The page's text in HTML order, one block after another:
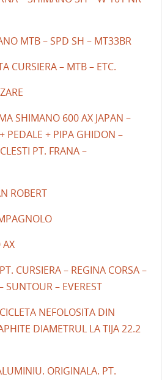
MTB – SPD SH – MT33BR
CURSIERA – MTB – ETC.
SHIMANO 600 AX JAPAN –
PEDALE + PIPA GHIDON –
PT. FRANA –
ROBERT
CURSIERA – REGINA CORSA –
– EVEREST
NEFOLOSITA DIN
DIAMETRUL LA TIJA 22.2
ORIGINALA. PT.